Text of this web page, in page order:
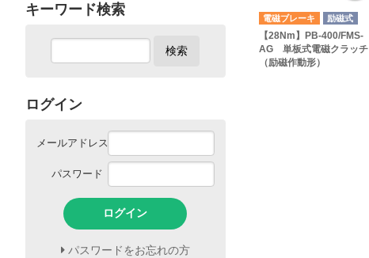
電磁ブレーキ 励磁式
【28Nm】PB-400/FMS-
AG 単板式電磁クラッチ
（励磁作動形）
キーワード検索
検索
ログイン
メールアドレス
パスワード
ログイン
パスワードをお忘れの方